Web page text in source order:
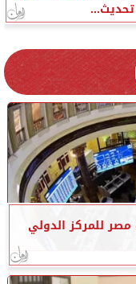
تحديث...
للمركز الدولي